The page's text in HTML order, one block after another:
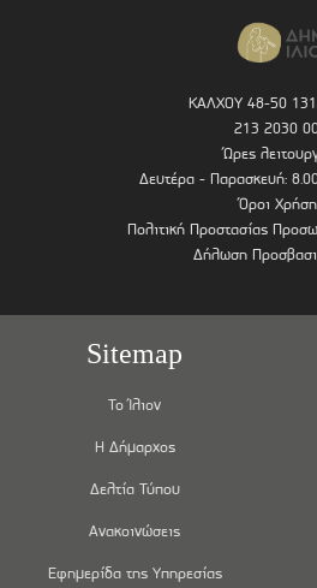
ΚΑΛΧΟΥ 48-50
213 2030
Ώρες
Δευτέρα - Παρασκευή:
Όροι
Πολιτική Προστασίας
Δήλωση
Sitemap
Το Ίλιον
Η Δήμαρχος
Δελτία Τύπου
Ανακοινώσεις
Εφημερίδα της Υπηρεσίας